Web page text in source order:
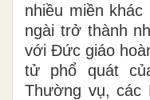
nhiều miền
ngài trở thành
với Đức giáo
tử phổ quát
Thường vụ, các